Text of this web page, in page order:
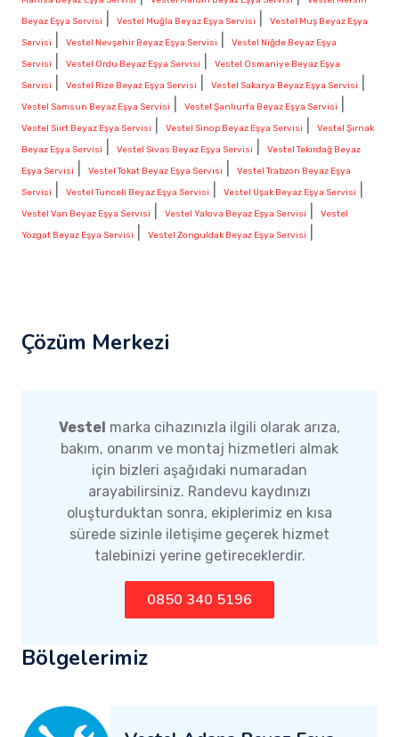
Beyaz Eşya Servisi
Vestel Muğla Beyaz Eşya Servisi
Vestel Muş Beyaz Eşya
Servisi
Vestel Nevşehir Beyaz Eşya Servisi
Vestel Niğde Beyaz Eşya
Servisi
Vestel Ordu Beyaz Eşya Servisi
Vestel Osmaniye Beyaz Eşya
Servisi
Vestel Rize Beyaz Eşya Servisi Vestel Sakarya Beyaz Eşya Servisi
Vestel Samsun Beyaz Eşya Servisi Vestel Şanlıurfa Beyaz Eşya Servisi
Vestel Siirt Beyaz Eşya Servisi Vestel Sinop Beyaz Eşya Servisi
Vestel Şırnak
Beyaz Eşya Servisi
Vestel Sivas Beyaz Eşya Servisi
Vestel Tekirdağ Beyaz
Eşya Servisi
Vestel Tokat Beyaz Eşya Servisi
Vestel Trabzon Beyaz Eşya
Servisi
Vestel Tunceli Beyaz Eşya Servisi Vestel Uşak Beyaz Eşya Servisi
Vestel Van Beyaz Eşya Servisi Vestel Yalova Beyaz Eşya Servisi
Vestel
Yozgat Beyaz Eşya Servisi
Vestel Zonguldak Beyaz Eşya Servisi
Çözüm Merkezi
Vestel marka cihazınızla ilgili olarak arıza,
bakım, onarım ve montaj hizmetleri almak
için bizleri aşağıdaki numaradan
arayabilirsiniz. Randevu kaydınızı
oluşturduktan sonra, ekiplerimiz en kısa
sürede sizinle iletişime geçerek hizmet
talebinizi yerine getireceklerdir.
0850 340 5196
Bölgelerimiz